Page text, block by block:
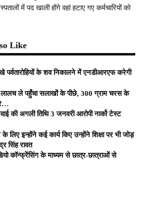
में पद खाली होंगे वहां हटाए गए कर्मचारियों को
Like
पर्वतारोहियों के शव निकालने में एनडीआरएफ करेगी
लालच ले पहुँचा सलाखों के पीछे, 300 ग्राम चरस के
की अगली तिथि 3 जनवरी आरोपी नार्को टेस्ट
लिए इन्होंने कई कार्य किए उन्होंने शिक्षा पर भी जोड़
सिंह रावत
कॉन्फ्रेंसिंग के माध्यम से छात्र-छात्राओं से